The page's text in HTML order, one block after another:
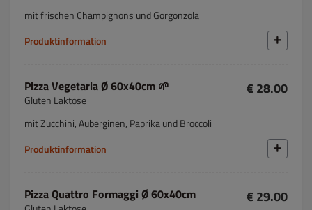
mit frischen Champignons und Gorgonzola
Produktinformation
Pizza Vegetaria Ø 60x40cm 🌱
Gluten Laktose
€ 28.00
mit Zucchini, Auberginen, Paprika und Broccoli
Produktinformation
Pizza Quattro Formaggi Ø 60x40cm € 29.00